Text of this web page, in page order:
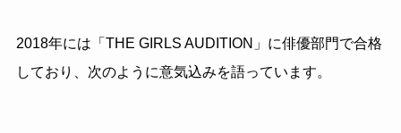
2018年には「THE GIRLS AUDITION」に俳優部門で合格
しており、次のように意気込みを語っています。